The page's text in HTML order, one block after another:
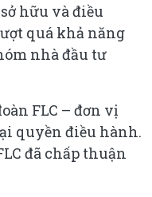
hữu và điều
quá khả năng
nhà đầu tư
FLC – đơn vị
quyền điều hành.
đã chấp thuận